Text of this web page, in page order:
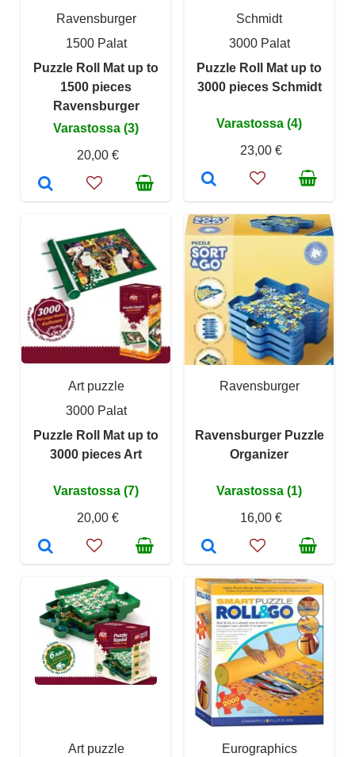
Ravensburger
1500 Palat
Puzzle Roll Mat up to
1500 pieces
Ravensburger
Varastossa (3)
20,00 €
Schmidt
3000 Palat
Puzzle Roll Mat up to
3000 pieces Schmidt
Varastossa (4)
23,00 €
Art puzzle
3000 Palat
Puzzle Roll Mat up to
3000 pieces Art
Varastossa (7)
20,00 €
Ravensburger
Ravensburger Puzzle
Organizer
Varastossa (1)
16,00 €
Art puzzle
Eurographics